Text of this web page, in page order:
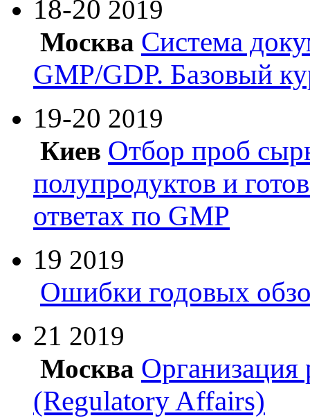
18-20 2019
Москва Система
GMP/GDP. Базовый
19-20 2019
Киев Отбор проб
полупродуктов и
ответах по GMP
19 2019
Ошибки годовых
21 2019
Москва Организация
(Regulatory Affairs)